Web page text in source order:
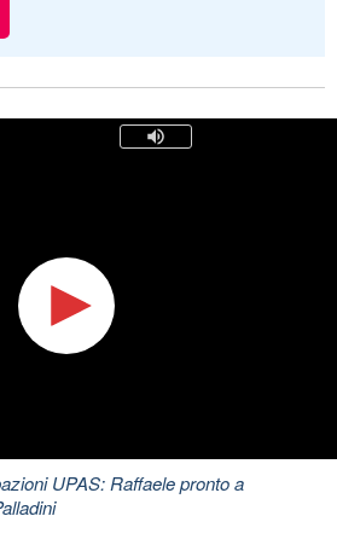
UPAS: Raffaele pronto a